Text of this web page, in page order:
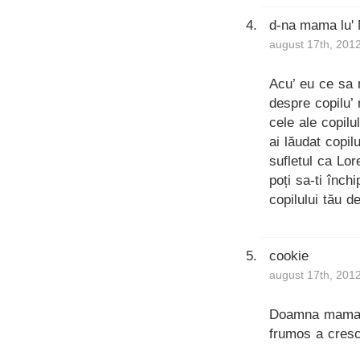
d-na mama lu'
august 17th,
Acu’ eu ce
despre
cele ale
ai lăudat
sufletul ca
poți sa-ti
copilului tău
cookie
august 17th,
Doamna
frumos a